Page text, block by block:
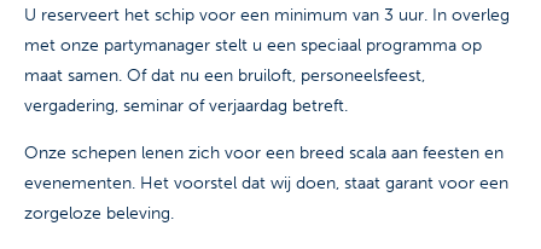
U reserveert het schip voor een minimum van 3 uur. In overleg
met onze partymanager stelt u een speciaal programma op
maat samen. Of dat nu een bruiloft, personeelsfeest,
vergadering, seminar of verjaardag betreft.
Onze schepen lenen zich voor een breed scala aan feesten en
evenementen. Het voorstel dat wij doen, staat garant voor een
zorgeloze beleving.